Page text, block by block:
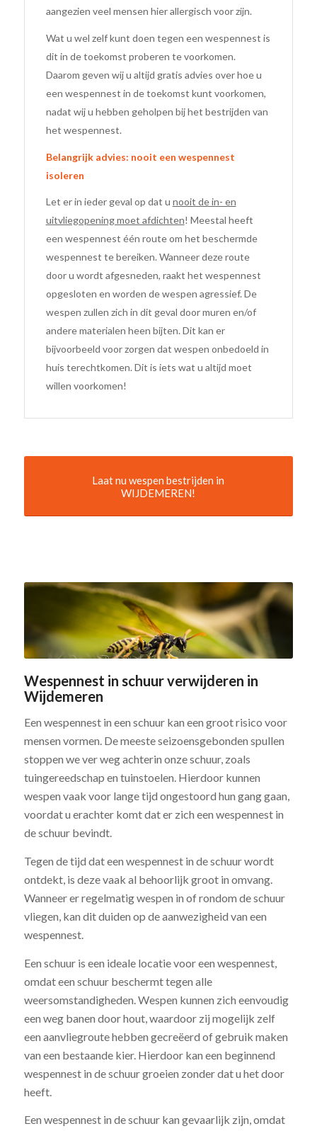
aangezien veel mensen hier allergisch voor zijn.
Wat u wel zelf kunt doen tegen een wespennest is
dit in de toekomst proberen te voorkomen.
Daarom geven wij u altijd gratis advies over hoe u
een wespennest in de toekomst kunt voorkomen,
nadat wij u hebben geholpen bij het bestrijden van
het wespennest.
Belangrijk advies: nooit een wespennest
isoleren
Let er in ieder geval op dat u nooit de in- en
uitvliegopening moet afdichten! Meestal heeft
een wespennest één route om het beschermde
wespennest te bereiken. Wanneer deze route
door u wordt afgesneden, raakt het wespennest
opgesloten en worden de wespen agressief. De
wespen zullen zich in dit geval door muren en/of
andere materialen heen bijten. Dit kan er
bijvoorbeeld voor zorgen dat wespen onbedoeld in
huis terechtkomen. Dit is iets wat u altijd moet
willen voorkomen!
Laat nu wespen bestrijden in
WIJDEMEREN!
Wespennest in schuur verwijderen in
Wijdemeren
Een wespennest in een schuur kan een groot risico voor
mensen vormen. De meeste seizoensgebonden spullen
stoppen we ver weg achterin onze schuur, zoals
tuingereedschap en tuinstoelen. Hierdoor kunnen
wespen vaak voor lange tijd ongestoord hun gang gaan,
voordat u erachter komt dat er zich een wespennest in
de schuur bevindt.
Tegen de tijd dat een wespennest in de schuur wordt
ontdekt, is deze vaak al behoorlijk groot in omvang.
Wanneer er regelmatig wespen in of rondom de schuur
vliegen, kan dit duiden op de aanwezigheid van een
wespennest.
Een schuur is een ideale locatie voor een wespennest,
omdat een schuur beschermt tegen alle
weersomstandigheden. Wespen kunnen zich eenvoudig
een weg banen door hout, waardoor zij mogelijk zelf
een aanvliegroute hebben gecreëerd of gebruik maken
van een bestaande kier. Hierdoor kan een beginnend
wespennest in de schuur groeien zonder dat u het door
heeft.
Een wespennest in de schuur kan gevaarlijk zijn, omdat